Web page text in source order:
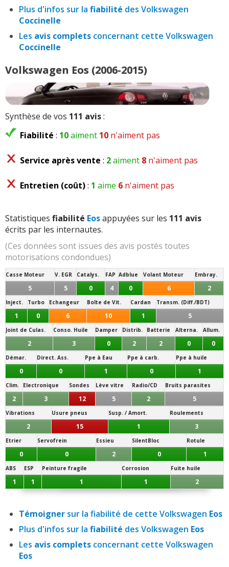
Plus d'infos sur la fiabilité des Volkswagen
Coccinelle
Les avis complets concernant cette Volkswagen
Coccinelle
Volkswagen Eos (2006-2015)
Synthèse de vos 111 avis:
Fiabilité : 10aiment 10 n'aiment pas
Service après vente : 2aiment 8 n'aiment pas
Entretien (coût): 1 aime 6 n'aiment pas
Statistiques fiabilité Eosappuyées sur les 111 avis
écrits par les internautes.
(Ces données sont issues des avis postés toutes
motorisations condondues)
Casse Moteur V. EGR Catalys. FAP Adblue Volant Moteur Embray.
5 5 0 4 0 6 2
Inject. Turbo Echangeur Boîte de Vit. Cardan Transm. (Diff./BDT)
1 0 6 10 1 5
Joint de Culas. Conso. Huile Damper Distrib. Batterie Alterna. Allum.
2 3 0 2 2 0 0
Démar. Direct. Ass. Ppe à Eau Ppe à carb. Ppe à huile
0 0 1 0 1
Clim. Electronique Sondes Lève vitre Radio/CD Bruits parasites
2 3 12 5 2 5
Vibrations Usure pneus Susp. / Amort. Roulements
2 15 1 3
Etrier Servofrein Essieu SilentBloc Rotule
0 0 2 0 1
ABS ESP Peinture fragile Corrosion Fuite huile
1 1 1 1 2
Témoigner sur la fiabilité de cette Volkswagen Eos
Plus d'infos sur la fiabilité des Volkswagen Eos
Les avis complets concernant cette Volkswagen
Eos